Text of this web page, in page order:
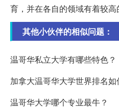
育，并在各自的领域有着较高
其他小伙伴的相似问题：
温哥华私立大学有哪些特色？
加拿大温哥华大学世界排名如
温哥华大学哪个专业最牛？